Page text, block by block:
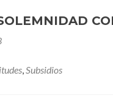
,Subsidios